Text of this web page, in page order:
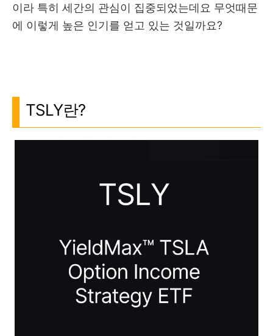
이라 특히 세간의 관심이 집중되었는데요 무엇때문
에 이렇게 높은 인기를 얻고 있는 것일까요?
TSLY란?